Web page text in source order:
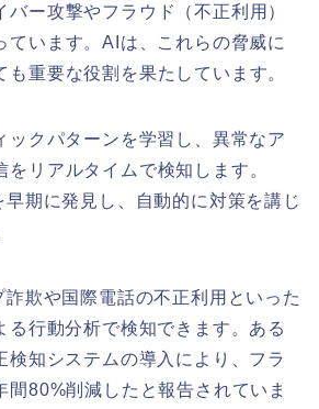
ー攻撃やフラウド（不正利用）
ています。AIは、これらの脅威に
も重要な役割を果たしています。
ックパターンを学習し、異常なア
をリアルタイムで検知します。
期に発見し、自動的に対策を講じ
詐欺や国際電話の不正利用といった
る行動分析で検知できます。ある
検知システムの導入により、フラ
間80%削減したと報告されていま